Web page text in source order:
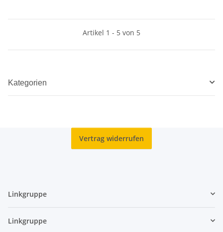
Artikel 1 - 5 von 5
Kategorien
Vertrag widerrufen
Linkgruppe
Linkgruppe